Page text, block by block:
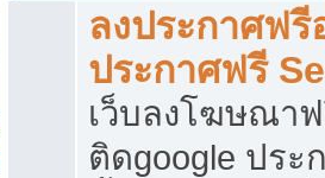
ลงประกาศฟ
ประกาศฟรี
เว็บลงโฆษณา
ติดgoogle ปร